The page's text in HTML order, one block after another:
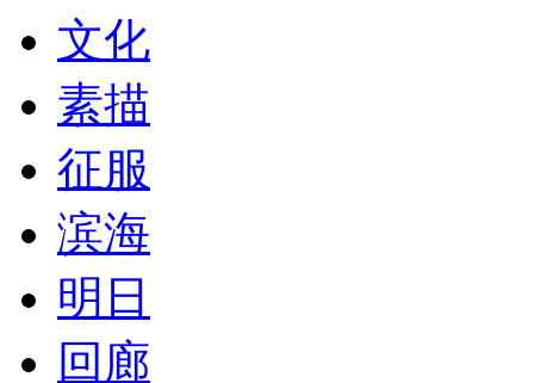
文化
素描
征服
滨海
明日
回廊